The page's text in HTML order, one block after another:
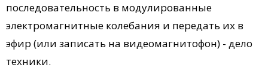
последовательность в модулированные
электромагнитные колебания и передать их в
эфир (или записать на видеомагнитофон) - дело
техники.